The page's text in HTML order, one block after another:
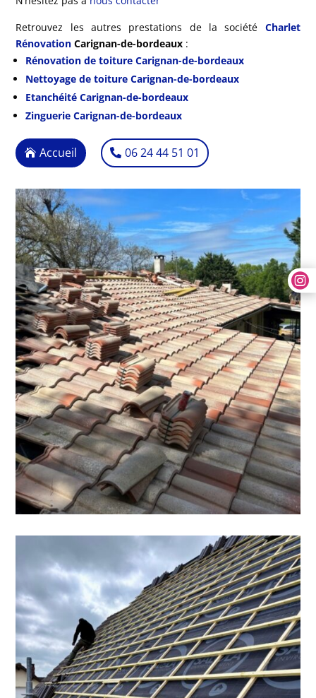
Retrouvez les autres prestations de la société Charlet
Rénovation Carignan-de-bordeaux :
Rénovation de toiture Carignan-de-bordeaux
Nettoyage de toiture Carignan-de-bordeaux
Etanchéité Carignan-de-bordeaux
Zinguerie Carignan-de-bordeaux
Accueil 06 24 44 51 01
